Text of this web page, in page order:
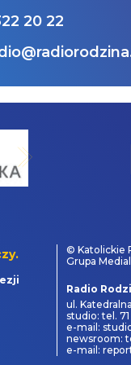
20 22
© Katolickie
Grupa
Radio
ul.
studio: tel.
e-mail:
newsroom:
e-mail: